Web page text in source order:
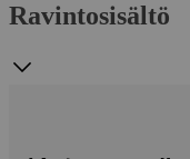
Ravintosisältö